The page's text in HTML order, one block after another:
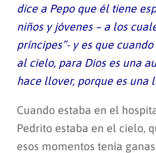
dice a Pepo que él tiene
niños y jóvenes – a los
príncipes”- y es que
al cielo, para Dios es una
hace llover, porque es una
Cuando estaba en el
Pedrito estaba en el cielo,
esos momentos tenía